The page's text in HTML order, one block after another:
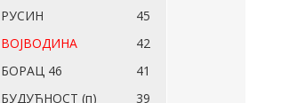
РУСИН
45
ВОЈВОДИНА
42
БОРАЦ 46
41
БУДУЋНОСТ (п)
39